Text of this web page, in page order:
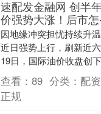
速配发金融网 创半
价强势大涨！后市怎
因地缘冲突担忧持续升
近日强势上行，刷新近
19日，国际油价收盘创
一交易日已大涨逾4%的
油收盘创去....
查看： 89 分类： 配
正规